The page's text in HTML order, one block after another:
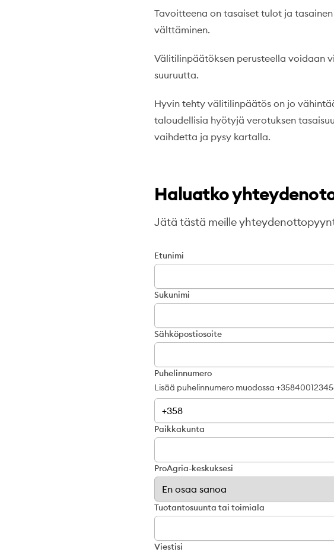
Tavoitteena on tasaiset tulot ja
välttäminen.
Välitilinpäätöksen perusteella voidaan
suuruutta.
Hyvin tehty välitilinpäätös on jo
taloudellisia hyötyjä verotuksen
vaihdetta ja pysy kartalla.
Haluatko
Jätä tästä meille
Etunimi
Sukunimi
Sähköpostiosoite
Puhelinnumero
Lisää puhelinnumero muodossa
Paikkakunta
ProAgria-keskuksesi
Tuotantosuunta tai toimiala
Viestisi